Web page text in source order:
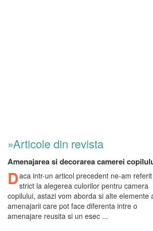
»Articole din revista
Amenajarea si decorarea camerei
Daca intr-un articol precedent ne-am referit
strict la alegerea culorilor pentru camera
copilului, astazi vom aborda si alte elemente
amenajarii care pot face diferenta intre o
amenajare reusita si un esec ...